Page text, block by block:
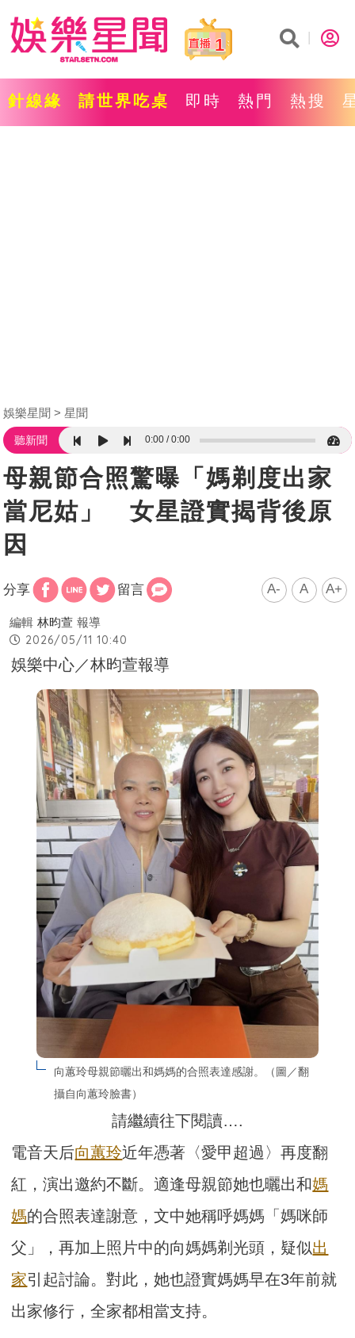
1
針線緣 請世界吃桌 即時 熱門 熱搜
娛樂星聞 星聞
聽新聞 0:00 0:00
母親節合照驚曝「媽剃度出家
當尼姑」 女星證實揭背後原
因
分享 留言 A- A A+
編輯 林昀萱 報導
2026/05/11 10:40
娛樂中心／林昀萱報導
向蕙玲母親節曬出和媽媽的合照表達感謝。（圖／翻
攝自向蕙玲臉書）
請繼續往下閱讀….
電音天后向蕙玲近年憑著〈愛甲超過〉再度翻
紅，演出邀約不斷。適逢母親節她也曬出和媽
媽的合照表達謝意，文中她稱呼媽媽「媽咪師
父」，再加上照片中的向媽媽剃光頭，疑似出
家引起討論。對此，她也證實媽媽早在3年前就
出家修行，全家都相當支持。